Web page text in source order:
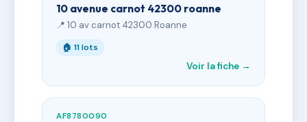
10 avenue carnot 42300 roanne
📍 10 av carnot 42300 Roanne
🏠 11 lots
Voir la fiche →
AF8780090